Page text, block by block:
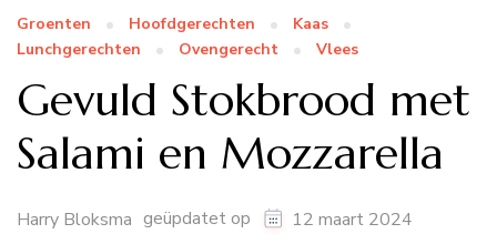
Groenten Hoofdgerechten
Kaas
Lunchgerechten
Ovengerecht Vlees
Gevuld Stokbrood met
Salami en Mozzarella
Harry Bloksma geüpdatet op 12 maart 2024